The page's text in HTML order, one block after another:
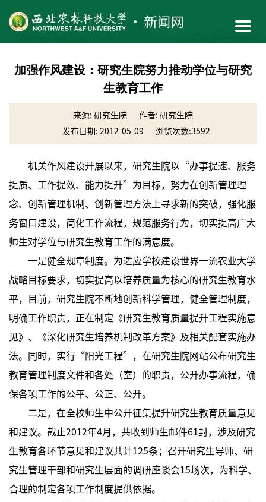
加强作风建设：研究生院努力推动学位与研究
生教育工作
来源: 研究生院
作者: 研究生院
发布日期: 2012-05-09
浏览次数:3592
机关作风建设开展以来，研究生院以“办事提速、服务
提质、工作提效、能力提升”为目标，努力在创新管理理
念、创新管理机制、创新管理方法上寻求新的突破，强化服
务窗口建设，简化工作流程，规范服务行为，切实提高广大
师生对学位与研究生教育工作的满意度。
一是健全规章制度。为适应学校建设世界一流农业大学
战略目标要求，切实提高以培养质量为核心的研究生教育水
平，目前，研究生院不断地创新科学管理，健全管理制度，
明确工作职责，正在制定《研究生教育质量提升工程实施意
见》、《深化研究生培养机制改革方案》及相关配套实施办
法。同时，实行“阳光工程”，在研究生院网站公布研究生
教育管理制度文件和各处（室）的职责，公开办事流程，确
保各项工作的公平、公正、公开。
二是，在全校师生中公开征集提升研究生教育质量意见
和建议。截止2012年4月，共收到师生邮件61封，涉及研究
生教育各环节意见和建议共计125条；召开研究生导师、研
究生管理干部和研究生层面的调研座谈会15场次，为科学、
合理的制定各项工作制度提供依据。